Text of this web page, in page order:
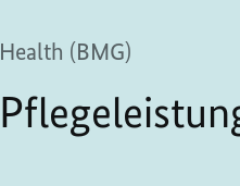
Health (BMG)